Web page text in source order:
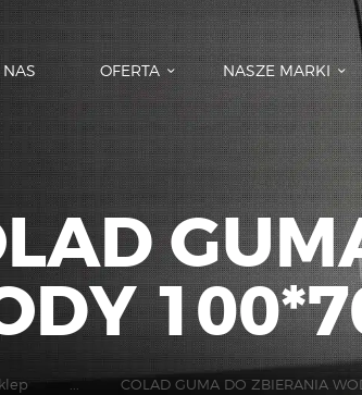
NAS OFERTA NASZE MARKI
... COLAD GUMA DO ZBIERANIA
O NAS
OFERTA
NASZE
MOJE